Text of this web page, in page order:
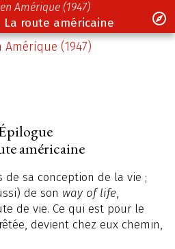
Amérique (1947)
La route américaine
Amérique (1947)
américaine
de sa conception de la vie ;
de son way of life,
de vie. Ce qui est pour le
devient chez eux chemin,